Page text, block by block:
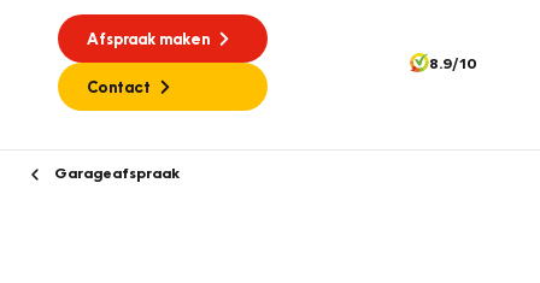
Afspraak maken
Contact
8.9/10
Garageafspraak